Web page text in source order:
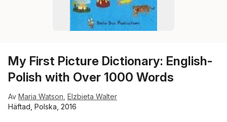
My First Picture Dictionary: English-
Polish with Over 1000 Words
Av Maria Watson Elzbieta Walter
Häftad, Polska, 2016